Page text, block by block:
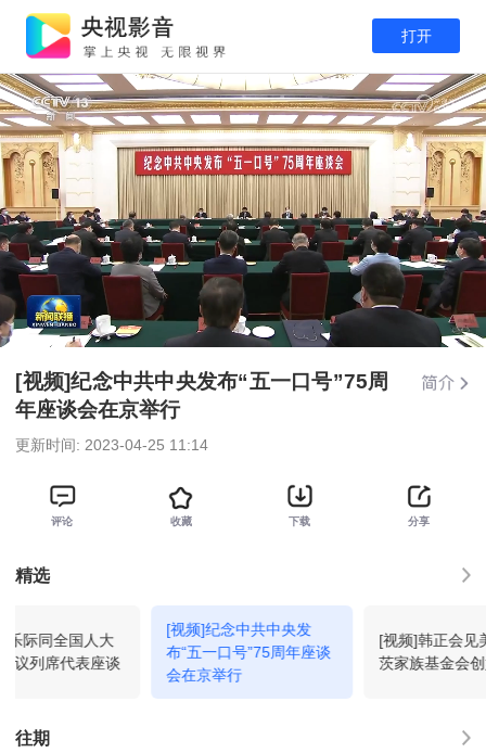
打开
[视频]纪念中共中央发布“五一口号”75周
年座谈会在京举行
更新时间: 2023-04-25 11:14
评论 收藏 下载 分享
精选
乐际同全国人大
议列席代表座谈
[视频]纪念中共中央发
布“五一口号”75周年座谈
会在京举行
[视频]韩正会见
茨家族基金会
往期
06:12
07:00 主角第20集 回看